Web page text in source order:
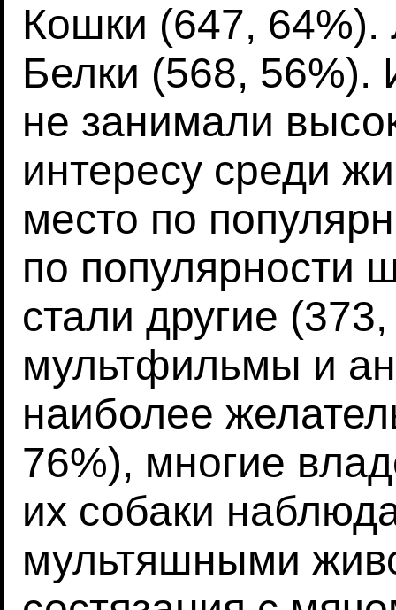
Кошки (647,
Белки (568, 56%).
не занимали
интересу среди
место по
по популярности
стали другие
мультфильмы и
наиболее
76%), многие
их собаки
мультяшными